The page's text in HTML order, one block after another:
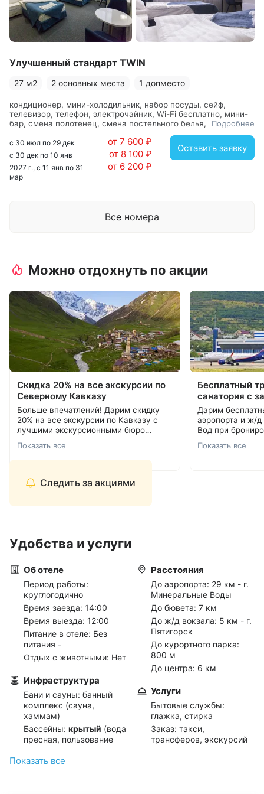
Улучшенный стандарт TWIN
27 м2 2 основных места 1 допместо
кондиционер, мини-холодильник, набор посуды, сейф,
телевизор, телефон, электрочайник, Wi-Fi бесплатно, мини-
бар, смена полотенец, смена постельного белья, уборка
прикроватные тумбочки, стол, стул, шкаф, с душем, тапочки,
туалетные принадлежности, фен, халат
Подробнее
с 30 июл по 29 дек от 7 600 ₽
с 30 дек по 10 янв от 8 100 ₽
2027 г., с 11 янв по 31
мар
от 6 200 ₽
Оставить заявку
Все номера
Можно отдохнуть по акции
Следить за акциями
Скидка 20% на все экскурсии по
Северному Кавказу
Больше впечатлений! Дарим скидку
20% на все экскурсии по Кавказу с
лучшими экскурсионными бюро
Кавминвод. Более 20 направлений и
самые красивые места России.
Прекрасная возможность сэкономить
Подробнее об акции
С теплом и заботой, Курорт26.ру
Показать все
Бесплатный
санатория с
Дарим
аэропорта и ж/
Вод при
000 ₽.
С теплом и
8 800 700-15-77
Показать все
Удобства и услуги
Об отеле
Период работы:
круглогодично
Время заезда: 14:00
Время выезда: 12:00
Питание в отеле: Без
питания -
Отдых с животными: Нет
Инфраструктура
Бани и сауны: банный
комплекс (сауна,
хаммам)
Бассейны: крытый (вода
пресная, пользование
бассейном (входит в
стоимость, оплачивается
Расстояния
До аэропорта: 29 км - г.
Минеральные Воды
До бювета: 7 км
До ж/д вокзала: 5 км - г.
Пятигорск
До курортного парка:
800 м
До центра: 6 км
Услуги
Бытовые службы:
глажка, стирка
Заказ: такси,
трансферов, экскурсий
Показать всe